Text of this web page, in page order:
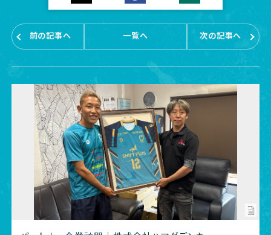
前の記事へ 一覧へ 次の記事へ